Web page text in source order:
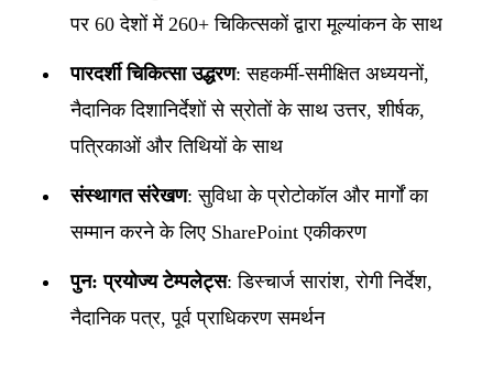
पर 60 देशों में 260+ चिकित्सकों द्वारा मूल्यांकन के साथ
पारदर्शी चिकित्सा उद्धरण: सहकर्मी-समीक्षित अध्ययनों,
नैदानिक ​​दिशानिर्देशों से स्रोतों के साथ उत्तर, शीर्षक,
पत्रिकाओं और तिथियों के साथ
संस्थागत संरेखण: सुविधा के प्रोटोकॉल और मार्गों का
सम्मान करने के लिए SharePoint एकीकरण
पुन: प्रयोज्य टेम्पलेट्स: डिस्चार्ज सारांश, रोगी निर्देश,
नैदानिक ​​पत्र, पूर्व प्राधिकरण समर्थन